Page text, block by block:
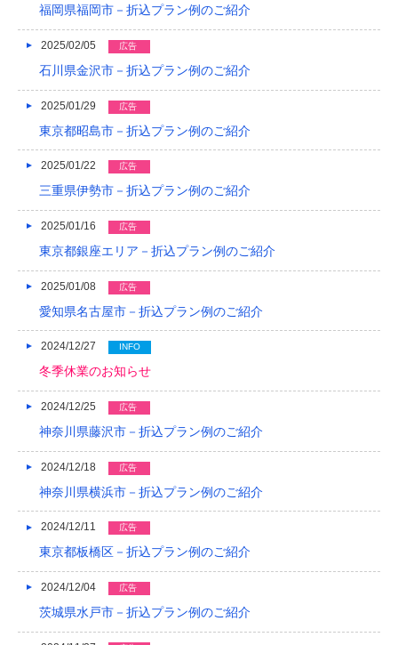
2013/09
2013/08
2013/07
2013/06
2013/03
2013/02
2012/12
2012/11
2012/10
2012/09
福岡県福岡市－折込プラン例のご紹介
2025/02/05 広告
石川県金沢市－折込プラン例のご紹介
2025/01/29 広告
東京都昭島市－折込プラン例のご紹介
2025/01/22 広告
三重県伊勢市－折込プラン例のご紹介
2025/01/16 広告
東京都銀座エリア－折込プラン例のご紹介
2025/01/08 広告
愛知県名古屋市－折込プラン例のご紹介
2024/12/27 INFO
冬季休業のお知らせ
2024/12/25 広告
神奈川県藤沢市－折込プラン例のご紹介
2024/12/18 広告
神奈川県横浜市－折込プラン例のご紹介
2024/12/11 広告
東京都板橋区－折込プラン例のご紹介
2024/12/04 広告
茨城県水戸市－折込プラン例のご紹介